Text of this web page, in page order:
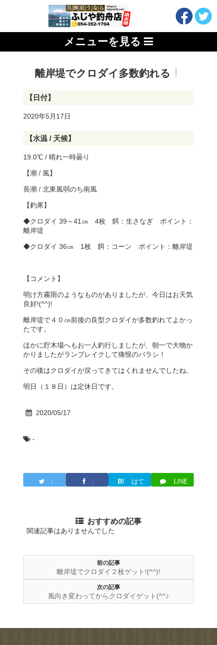
メニューを見る
離岸堤でクロダイ多数釣れる
【日付】
2020年5月17日
【水温 / 天候】
19.0℃ / 晴れ一時曇り
【潮 / 風】
長潮 / 北東風弱のち南風
【釣果】
◆クロダイ 39～41㎝ 4枚 餌：生さなぎ ポイント：
離岸堤
◆クロダイ 36㎝ 1枚 餌：コーン ポイント：離岸堤
【コメント】
明け方霧雨のようなものがありましたが、今日はお天気
良好!(^^)!
離岸堤で４０㎝前後の良型クロダイが多数釣れてよかっ
たです。
ほかに貯木場へもお一人釣行しましたが、朝一で大物か
かりましたがランブレイクして痛恨のバラシ！
その後はクロダイが戻ってきてはくれませんでしたね。
明日（１８日）は定休日です。
2020/05/17
-
B!
はて
LINE
おすすめの記事
関連記事はありませんでした
前の記事
離岸堤でクロダイ２枚ゲット!(^^)!
次の記事
風向き変わってからクロダイゲット(^^♪